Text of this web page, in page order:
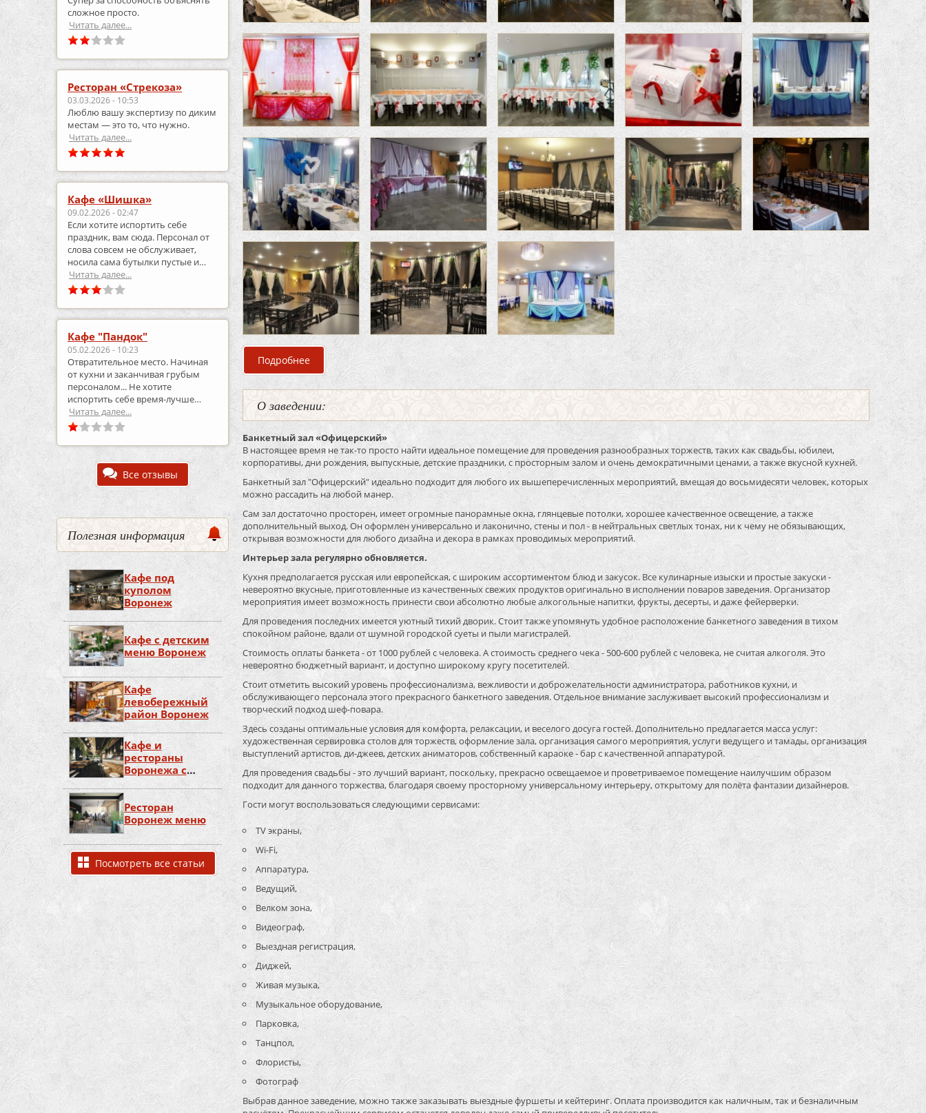
сложное просто.
Читать далее...
Ресторан «Стрекоза»
03.03.2026 - 10:53
Люблю вашу экспертизу по диким
местам — это то, что нужно.
Читать далее...
Кафе «Шишка»
09.02.2026 - 02:47
Если хотите испортить себе
праздник, вам сюда. Персонал от
слова совсем не обслуживает,
носила сама бутылки пустые и
приносила полные.
Читать далее...
Кафе "Пандок"
05.02.2026 - 10:23
Отвратительное место. Начиная
от кухни и заканчивая грубым
персоналом... Не хотите
испортить себе время-лучше
выберите что-то другое..
Читать далее...
Все отзывы
Полезная информация
Кафе под
куполом
Воронеж
Кафе с детским
меню Воронеж
Кафе
левобережный
район Воронеж
Кафе и
рестораны
Воронежа с
живой музыкой
Ресторан
Воронеж меню
Посмотреть все статьи
Подробнее о Банкетный зал кафе «Офицерская Столовая»
О заведении:
Банкетный зал «Офицерский»
В настоящее время не так-то просто найти идеальное помещение для проведения разнообразных торжеств, таких как свадьбы, юбилеи,
корпоративы, дни рождения, выпускные, детские праздники, с просторным залом и очень демократичными ценами, а также вкусной кухней.
Банкетный зал "Офицерский" идеально подходит для любого их вышеперечисленных мероприятий, вмещая до восьмидесяти человек, которых
можно рассадить на любой манер.
Сам зал достаточно просторен, имеет огромные панорамные окна, глянцевые потолки, хорошее качественное освещение, а также
дополнительный выход. Он оформлен универсально и лаконично, стены и пол - в нейтральных светлых тонах, ни к чему не обязывающих,
открывая возможности для любого дизайна и декора в рамках проводимых мероприятий.
Интерьер зала регулярно обновляется.
Кухня предполагается русская или европейская, с широким ассортиментом блюд и закусок. Все кулинарные изыски и простые закуски -
невероятно вкусные, приготовленные из качественных свежих продуктов оригинально в исполнении поваров заведения. Организатор
мероприятия имеет возможность принести свои абсолютно любые алкогольные напитки, фрукты, десерты, и даже фейерверки.
Для проведения последних имеется уютный тихий дворик. Стоит также упомянуть удобное расположение банкетного заведения в тихом
спокойном районе, вдали от шумной городской суеты и пыли магистралей.
Стоимость оплаты банкета - от 1000 рублей с человека. А стоимость среднего чека - 500-600 рублей с человека, не считая алкоголя. Это
невероятно бюджетный вариант, и доступно широкому кругу посетителей.
Стоит отметить высокий уровень профессионализма, вежливости и доброжелательности администратора, работников кухни, и
обслуживающего персонала этого прекрасного банкетного заведения. Отдельное внимание заслуживает высокий профессионализм и
творческий подход шеф-повара.
Здесь созданы оптимальные условия для комфорта, релаксации, и веселого досуга гостей. Дополнительно предлагается масса услуг:
художественная сервировка столов для торжеств, оформление зала, организация самого мероприятия, услуги ведущего и тамады, организация
выступлений артистов, ди-джеев, детских аниматоров, собственный караоке - бар с качественной аппаратурой.
Для проведения свадьбы - это лучший вариант, поскольку, прекрасно освещаемое и проветриваемое помещение наилучшим образом
подходит для данного торжества, благодаря своему просторному универсальному интерьеру, открытому для полёта фантазии дизайнеров.
Гости могут воспользоваться следующими сервисами:
TV экраны,
Wi-Fi,
Аппаратура,
Ведущий,
Велком зона,
Видеограф,
Выездная регистрация,
Диджей,
Живая музыка,
Музыкальное оборудование,
Парковка,
Танцпол,
Флористы,
Фотограф
Выбрав данное заведение, можно также заказывать выездные фуршеты и кейтеринг. Оплата производится как наличным, так и безналичным